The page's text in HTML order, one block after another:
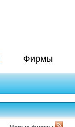
Фирмы